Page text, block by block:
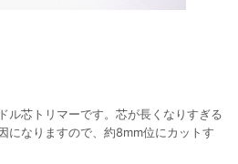
ル芯トリマーです。芯が長くなりすぎる
になりますので、約8mm位にカットす